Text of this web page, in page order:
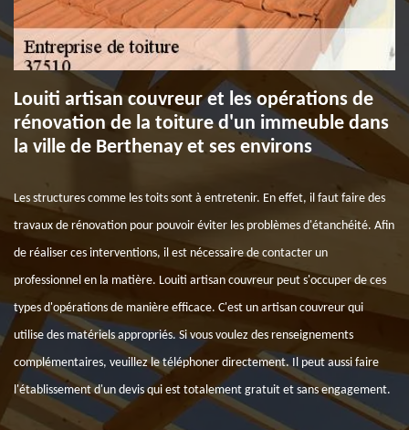
Louiti artisan couvreur et les opérations de
rénovation de la toiture d'un immeuble dans
la ville de Berthenay et ses environs
Les structures comme les toits sont à entretenir. En effet, il faut faire des
travaux de rénovation pour pouvoir éviter les problèmes d'étanchéité. Afin
de réaliser ces interventions, il est nécessaire de contacter un
professionnel en la matière. Louiti artisan couvreur peut s'occuper de ces
types d'opérations de manière efficace. C'est un artisan couvreur qui
utilise des matériels appropriés. Si vous voulez des renseignements
complémentaires, veuillez le téléphoner directement. Il peut aussi faire
l'établissement d'un devis qui est totalement gratuit et sans engagement.